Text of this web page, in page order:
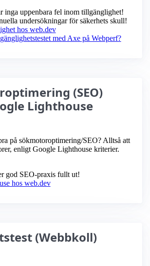
inga uppenbara fel inom tillgänglighet!
undersökningar för säkerhets skull!
hos web.dev
med Axe på Webperf?
(SEO)
Lighthouse
på sökmotoroptimering/SEO? Alltså att
enligt Google Lighthouse kriterier.
god SEO-praxis fullt ut!
hos web.dev
(Webbkoll)